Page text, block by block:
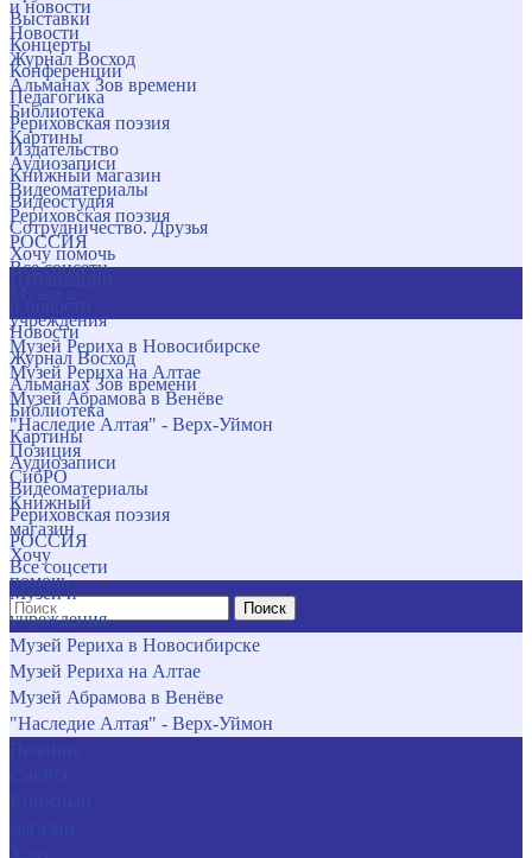
и новости
Новости
Журнал Восход
Альманах Зов времени
Библиотека
Картины
Аудиозаписи
Видеоматериалы
Рериховская поэзия
РОССИЯ
Все соцсети
учреждения
Музей Рериха в Новосибирске
Музей Рериха на Алтае
Музей Абрамова в Венёве
"Наследие Алтая" - Верх-Уймон
Позиция
СибРО
Книжный
магазин
Хочу
помочь
Поиск
Выставки
Концерты
Конференции
Педагогика
Рериховская поэзия
Издательство
Книжный магазин
Видеостудия
Сотрудничество. Друзья
Хочу помочь
Новости
Журнал Восход
Альманах Зов времени
Библиотека
Картины
Аудиозаписи
Видеоматериалы
Рериховская поэзия
РОССИЯ
Все соцсети
Музеи и
учреждения
Музей Рериха в Новосибирске
Музей Рериха на Алтае
Музей Абрамова в Венёве
"Наследие Алтая" - Верх-Уймон